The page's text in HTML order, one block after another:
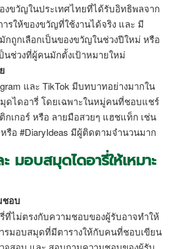
งขวัญในประเทศไทยที่ได้รับอิทธิพลจาก
รให้ของขวัญที่ใช้งานได้จริง และ มี
ถูกเลือกเป็นของขวัญในช่วงปีใหม่ หรือ
นช่วงที่ผู้คนมักตั้งเป้าหมายใหม่
และ TikTok มีบทบาทอย่างมากใน
ดไดอารี่ โดยเฉพาะในหมู่คนที่ชอบแชร์
เกอร์ หรือ ลายมือสวยๆ แฮชแท็ก เช่น
หรือ #DiaryIdeas มีผู้ติดตามจำนวนมาก
ะ มอบสมุดไดอารี่ให้เหมาะ
ชอบ
ที่ไม่ตรงกับความชอบของผู้รับอาจทำให้
รมอบสมุดที่มีตารางให้กับคนที่ชอบเขียน